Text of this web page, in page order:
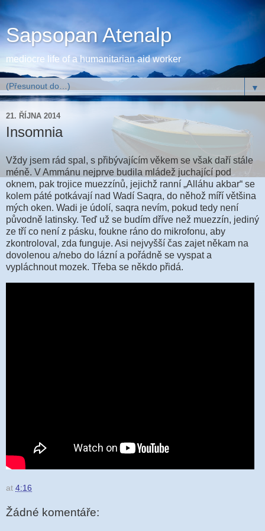
Sapsopan Atenalp
mediocre life of a humanitarian aid worker
▼
21. ŘÍJNA 2014
Insomnia
Vždy jsem rád spal, s přibývajícím věkem se však daří stále
méně. V Ammánu nejprve budila mládež juchající pod
oknem, pak trojice muezzínů, jejichž ranní „Alláhu akbar“ se
kolem páté potkávají nad Wadí Saqra, do něhož míří většina
mých oken. Wadi je údolí, saqra nevím, pokud tedy není
původně latinsky. Teď už se budím dříve než muezzín, jediný
ze tří co není z pásku, foukne ráno do mikrofonu, aby
zkontroloval, zda funguje. Asi nejvyšší čas zajet někam na
dovolenou a/nebo do lázní a pořádně se vyspat a
vypláchnout mozek. Třeba se někdo přidá.
at 4:16
Žádné komentáře: